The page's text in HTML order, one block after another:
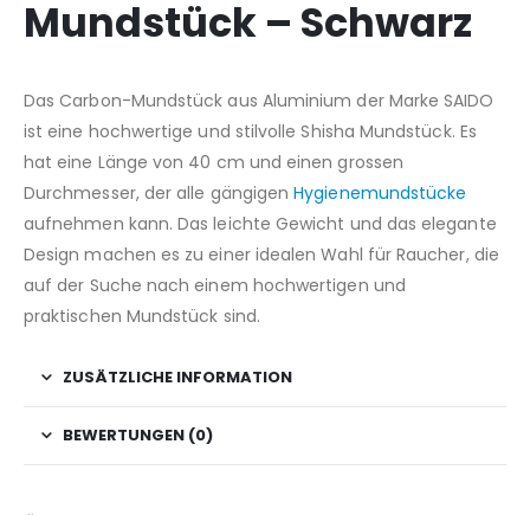
Mundstück – Schwarz
Das Carbon-Mundstück aus Aluminium der Marke SAIDO
ist eine hochwertige und stilvolle Shisha Mundstück. Es
hat eine Länge von 40 cm und einen grossen
Durchmesser, der alle gängigenHygienemundstücke
aufnehmen kann. Das leichte Gewicht und das elegante
Design machen es zu einer idealen Wahl für Raucher, die
auf der Suche nach einem hochwertigen und
praktischen Mundstück sind.
ZUSÄTZLICHE INFORMATION
BEWERTUNGEN (0)